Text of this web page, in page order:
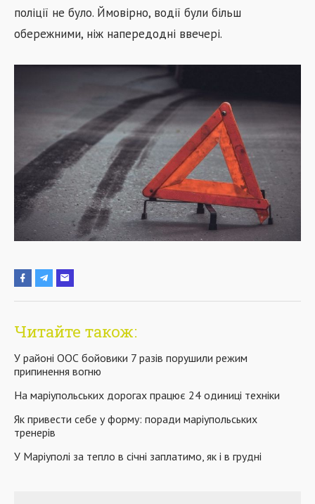
поліції не було. Ймовірно, водії були більш
обережними, ніж напередодні ввечері.
Читайте також:
У районі ООС бойовики 7 разів порушили режим
припинення вогню
На маріупольських дорогах працює 24 одиниці техніки
Як привести себе у форму: поради маріупольських
тренерів
У Маріуполі за тепло в січні заплатимо, як і в грудні